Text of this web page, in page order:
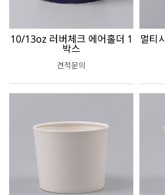
10/13oz 러버체크 에어홀더 1
박스
견적문의
멀티